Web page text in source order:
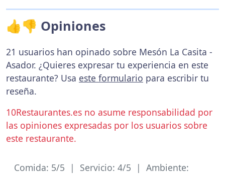
👍👎 Opiniones
21 usuarios han opinado sobre Mesón La Casita -
Asador. ¿Quieres expresar tu experiencia en este
restaurante? Usa este formulario para escribir tu
reseña.
10Restaurantes.es no asume responsabilidad por
las opiniones expresadas por los usuarios sobre
este restaurante.
Comida: 5/5 | Servicio: 4/5 | Ambiente: